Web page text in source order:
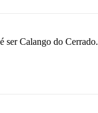
ser Calango do Cerrado.